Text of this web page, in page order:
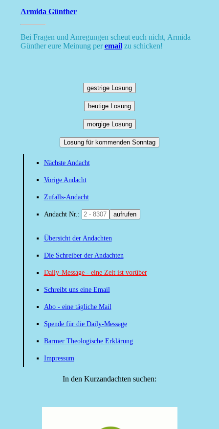
Armida Günther
Bei Fragen und Anregungen scheut euch nicht, Armida
Günther eure Meinung peremailzu schicken!
gestrige Losung
heutige Losung
morgige Losung
Losung für kommenden Sonntag
Nächste Andacht
Vorige Andacht
Zufalls-Andacht
Andacht Nr.: aufrufen
Übersicht der Andachten
Die Schreiber der Andachten
Daily-Message - eine Zeit ist vorüber
Schreibt uns eine Email
Abo - eine tägliche Mail
Spende für die Daily-Message
Barmer Theologische Erklärung
Impressum
In den Kurzandachten suchen: